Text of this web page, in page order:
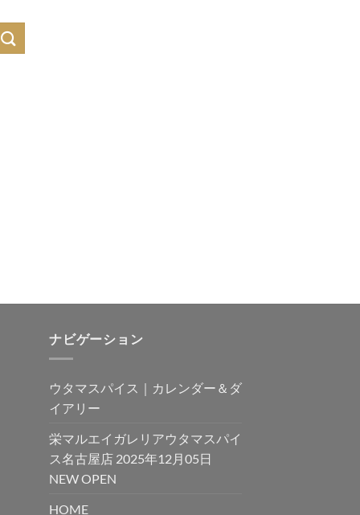
ナビゲーション
ウタマスパイス｜カレンダー＆ダ
イアリー
栄マルエイガレリアウタマスパイ
ス名古屋店 2025年12月05日
NEW OPEN
HOME